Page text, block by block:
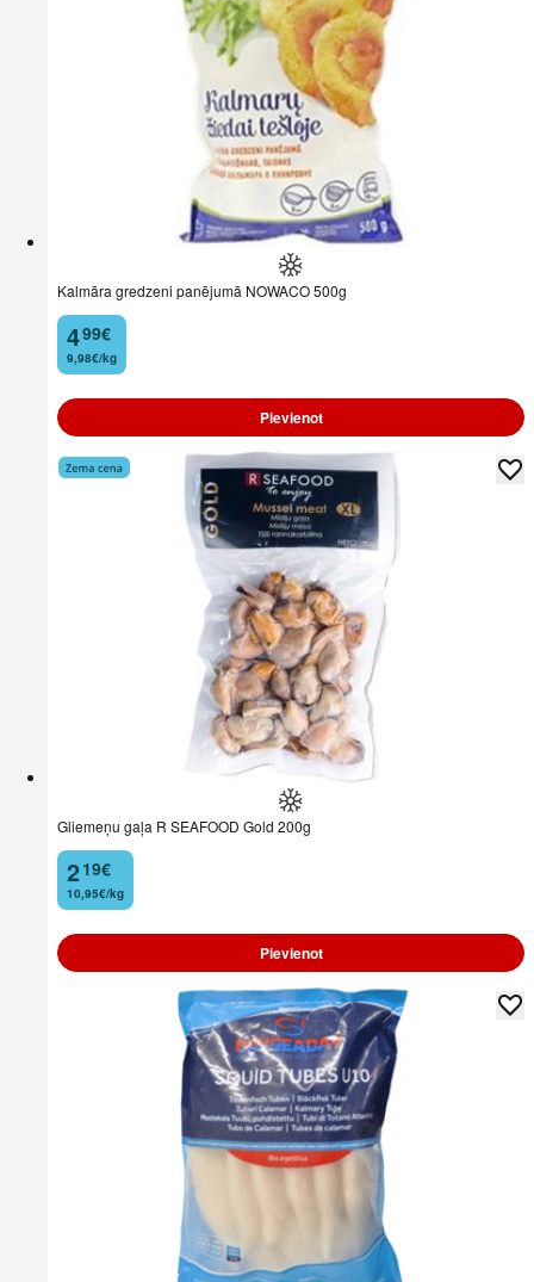
Kalmāra gredzeni panējumā NOWACO 500g
4
. 99€
9,98€/kg
Pievienot
Gliemeņu gaļa R SEAFOOD Gold 200g
2
. 19€
10,95€/kg
Pievienot